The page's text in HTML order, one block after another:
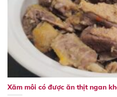
Xăm môi có được ăn thịt ngan